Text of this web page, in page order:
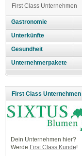
First Class Unternehmen
Gastronomie
Unterkünfte
Gesundheit
Unternehmerpakete
First Class Unternehmen
Dein Unternehmen hier?
Werde First Class Kunde!